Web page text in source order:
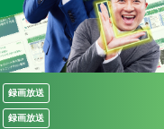
録画放送
録画放送